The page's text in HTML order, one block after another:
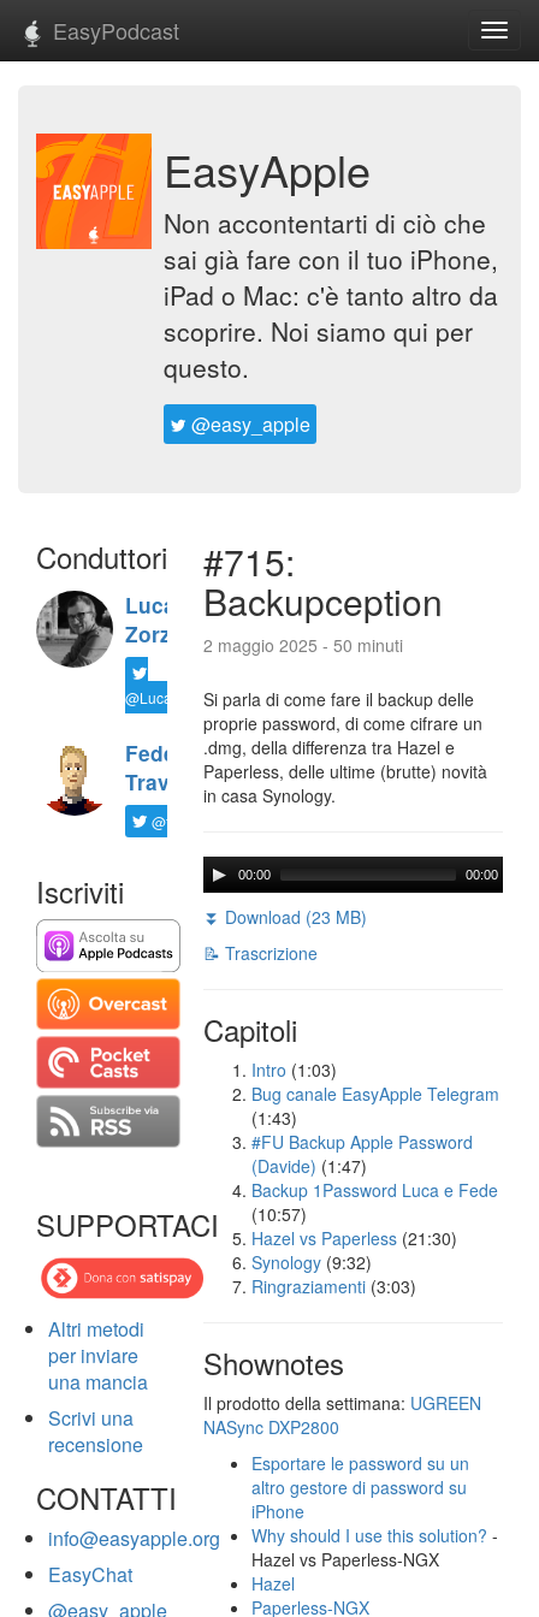
EasyPodcast
EasyApple
Non accontentarti di ciò che
sai già fare con il tuo iPhone,
iPad o Mac: c'è tanto altro da
scoprire. Noi siamo qui per
questo.
@easy_apple
Conduttori
Luca
Zorzi
@LucaTNT
Federico
Travaini
@ftrava
Iscriviti
SUPPORTACI
Altri metodi
per inviare
una mancia
Scrivi una
recensione
CONTATTI
info@easyapple.org
EasyChat
@easy_apple
#715:
Backupception
2 maggio 2025 - 50 minuti
Si parla di come fare il backup delle
proprie password, di come cifrare un
.dmg, della differenza tra Hazel e
Paperless, delle ultime (brutte) novità
in casa Synology.
00:00 00:00
⏬ Download (23 MB)
📝 Trascrizione
Capitoli
Intro (1:03)
Bug canale EasyApple Telegram
(1:43)
#FU Backup Apple Password
(Davide) (1:47)
Backup 1Password Luca e Fede
(10:57)
Hazel vs Paperless (21:30)
Synology (9:32)
Ringraziamenti (3:03)
Shownotes
Il prodotto della settimana: UGREEN
NASync DXP2800
Esportare le password su un
altro gestore di password su
iPhone
Why should I use this solution? -
Hazel vs Paperless-NGX
Hazel
Paperless-NGX